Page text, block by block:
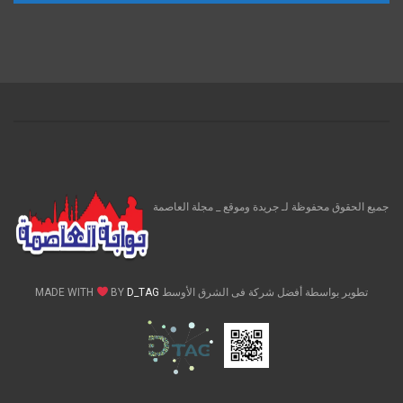
جميع الحقوق محفوظة لـ جريدة وموقع _ مجلة العاصمة
تطوير بواسطة أفضل شركة فى الشرق الأوسط MADE WITH BY D_TAG